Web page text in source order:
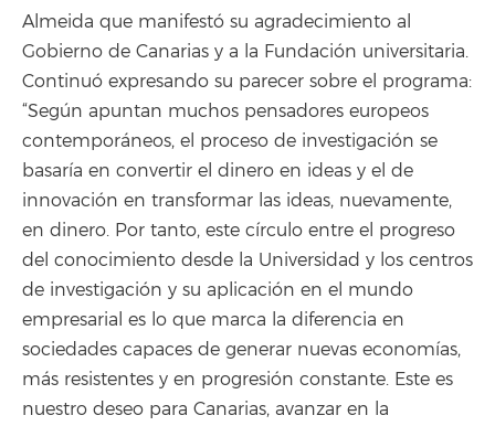
Almeida que manifestó su agradecimiento al
Gobierno de Canarias y a la Fundación universitaria.
Continuó expresando su parecer sobre el programa:
“Según apuntan muchos pensadores europeos
contemporáneos, el proceso de investigación se
basaría en convertir el dinero en ideas y el de
innovación en transformar las ideas, nuevamente,
en dinero. Por tanto, este círculo entre el progreso
del conocimiento desde la Universidad y los centros
de investigación y su aplicación en el mundo
empresarial es lo que marca la diferencia en
sociedades capaces de generar nuevas economías,
más resistentes y en progresión constante. Este es
nuestro deseo para Canarias, avanzar en la